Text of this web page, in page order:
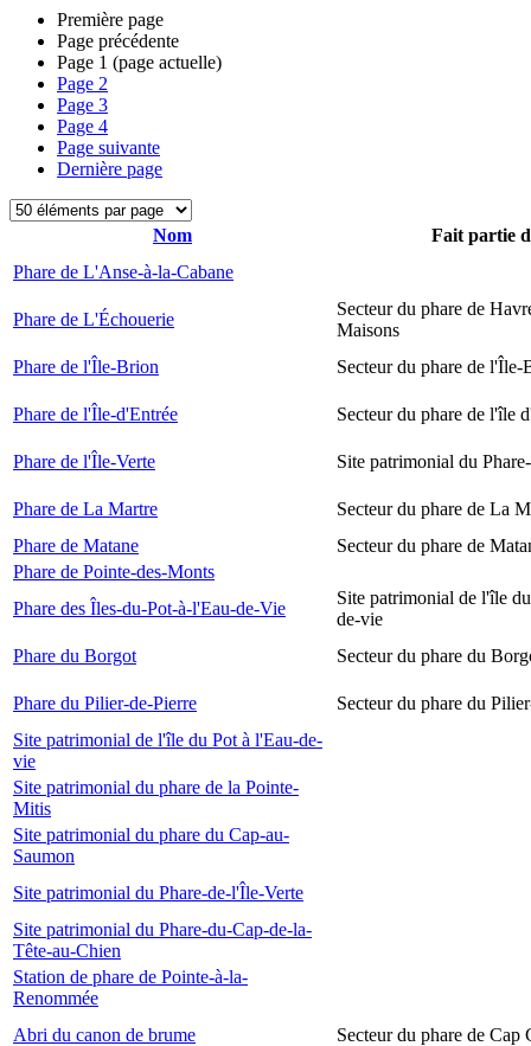
Première page
Page précédente
Page 1 (page actuelle)
Page 2
Page 3
Page 4
Page suivante
Dernière page
Nom
Fait partie
Phare de L'Anse-à-la-Cabane
Phare de L'Échouerie
Secteur du phare de
Maisons
Phare de l'Île-Brion
Secteur du phare de l'Île-
Phare de l'Île-d'Entrée Secteur du phare de l'île
Phare de l'Île-Verte Site patrimonial du
Phare de La Martre
Secteur du phare de La
Phare de Matane
Secteur du phare de
Phare de Pointe-des-Monts
Phare des Îles-du-Pot-à-l'Eau-de-Vie
Site patrimonial de l'île
de-vie
Phare du Borgot
Secteur du phare du
Phare du Pilier-de-Pierre
Secteur du phare du
Site patrimonial de l'île du Pot à l'Eau-de-
vie
Site patrimonial du phare de la Pointe-
Mitis
Site patrimonial du phare du Cap-au-
Saumon
Site patrimonial du Phare-de-l'Île-Verte
Site patrimonial du Phare-du-Cap-de-la-
Tête-au-Chien
Station de phare de Pointe-à-la-
Renommée
Abri du canon de brume
Secteur du phare de Cap